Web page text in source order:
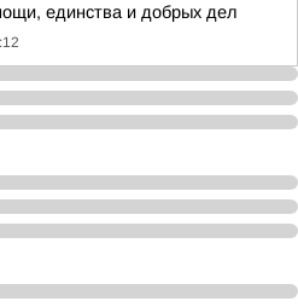
единства и добрых дел